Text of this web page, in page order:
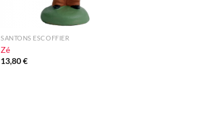
SANTONS ESCOFFIER
Zé
13,80€